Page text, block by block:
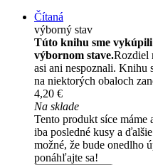
Čítaná
výborný stav
Túto knihu sme vykúpili
výbornom stave.Rozdiel
asi ani nespoznali. Knihu
na niektorých obaloch
4,20 €
Na sklade
Tento produkt síce máme
iba posledné kusy a
možné, že bude onedlho
ponáhľajte sa!